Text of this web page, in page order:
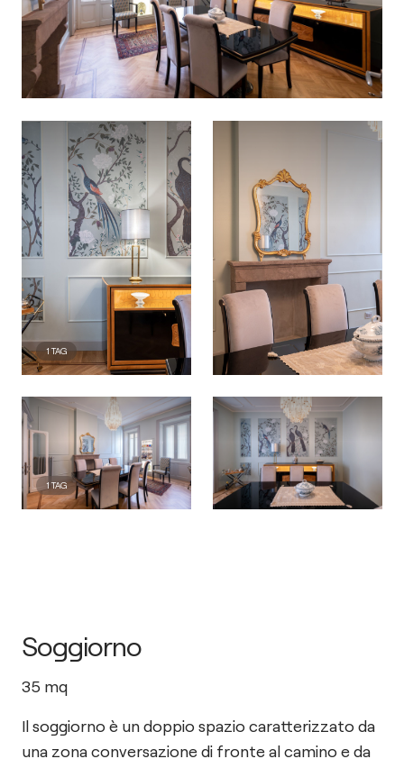
1TAG
1TAG
Soggiorno
35 mq
Il soggiorno è un doppio spazio caratterizzato da
una zona conversazione di fronte al camino e da